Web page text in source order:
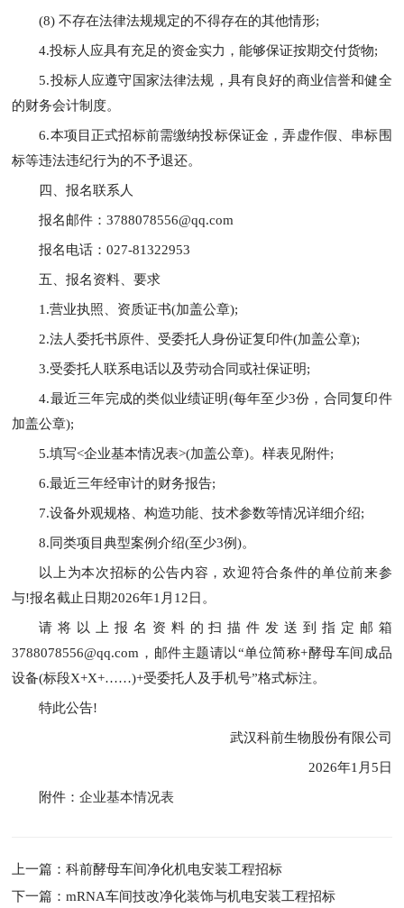
(8) 不存在法律法规规定的不得存在的其他情形;
4.投标人应具有充足的资金实力，能够保证按期交付货物;
5.投标人应遵守国家法律法规，具有良好的商业信誉和健全
的财务会计制度。
6.本项目正式招标前需缴纳投标保证金，弄虚作假、串标围
标等违法违纪行为的不予退还。
四、报名联系人
报名邮件：3788078556@qq.com
报名电话：027-81322953
五、报名资料、要求
1.营业执照、资质证书(加盖公章);
2.法人委托书原件、受委托人身份证复印件(加盖公章);
3.受委托人联系电话以及劳动合同或社保证明;
4.最近三年完成的类似业绩证明(每年至少3份，合同复印件
加盖公章);
5.填写<企业基本情况表>(加盖公章)。样表见附件;
6.最近三年经审计的财务报告;
7.设备外观规格、构造功能、技术参数等情况详细介绍;
8.同类项目典型案例介绍(至少3例)。
以上为本次招标的公告内容，欢迎符合条件的单位前来参
与!报名截止日期2026年1月12日。
请将以上报名资料的扫描件发送到指定邮箱
3788078556@qq.com，邮件主题请以“单位简称+酵母车间成品
设备(标段X+X+……)+受委托人及手机号”格式标注。
特此公告!
武汉科前生物股份有限公司
2026年1月5日
附件：企业基本情况表
上一篇：科前酵母车间净化机电安装工程招标
下一篇：mRNA车间技改净化装饰与机电安装工程招标